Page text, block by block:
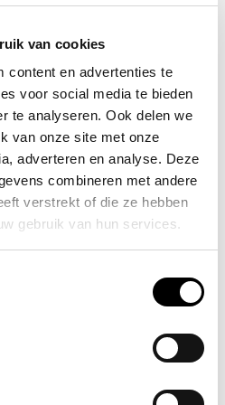
van cookies
content en advertenties te
voor social media te bieden
te analyseren. Ook delen we
van onze site met onze
adverteren en analyse. Deze
combineren met andere
verstrekt of die ze hebben
gebruik van hun services.